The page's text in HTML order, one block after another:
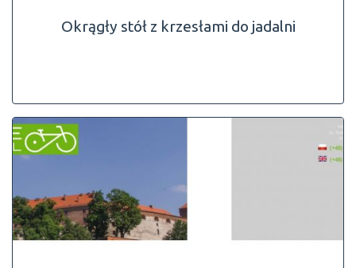
Okrągły stół z krzesłami do jadalni